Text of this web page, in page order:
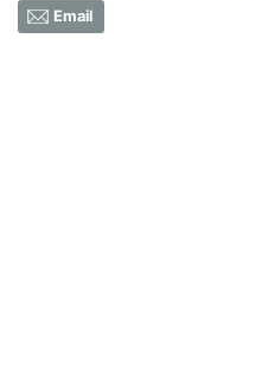
Email